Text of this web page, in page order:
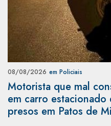
08/08/2026 em Policiais
Motorista que mal
em carro estacionado
presos em Patos de